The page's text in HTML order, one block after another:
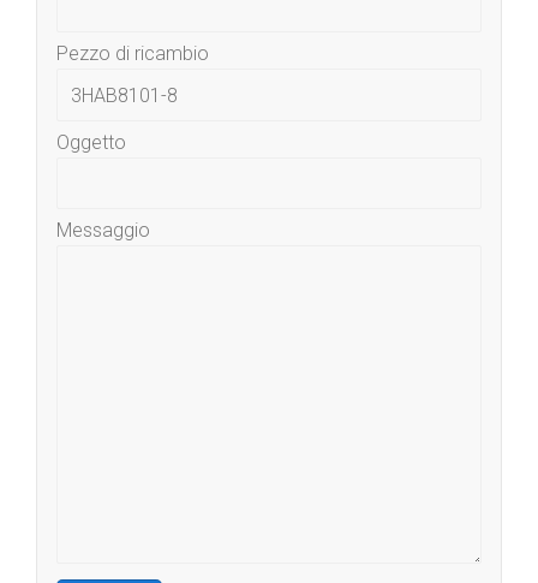
Pezzo di ricambio
Oggetto
Messaggio